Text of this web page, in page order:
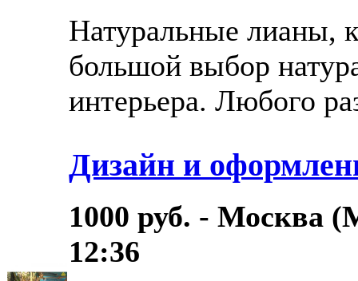
Натуральные лианы,
большой выбор
интерьера. Любого
Дизайн и
1000 руб. - Москва
12:36